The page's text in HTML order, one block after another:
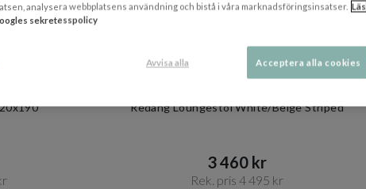
Redang Loungestol White/Beige Striped
3 460 kr​​
Rek. pris 4 495 kr​​
analysera webbplatsens användning och bistå i våra marknadsföringsinsatser. Läs
sekretesspolicy
Avvisa alla Acceptera alla cookies